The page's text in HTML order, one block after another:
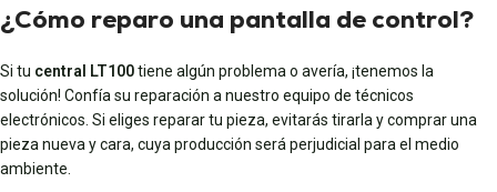
¿Cómo reparo una pantalla de control?
Si tu central LT100tiene algún problema o avería, ¡tenemos la
solución! Confía su reparación a nuestro equipo de técnicos
electrónicos. Si eliges reparar tu pieza, evitarás tirarla y comprar una
pieza nueva y cara, cuya producción será perjudicial para el medio
ambiente.